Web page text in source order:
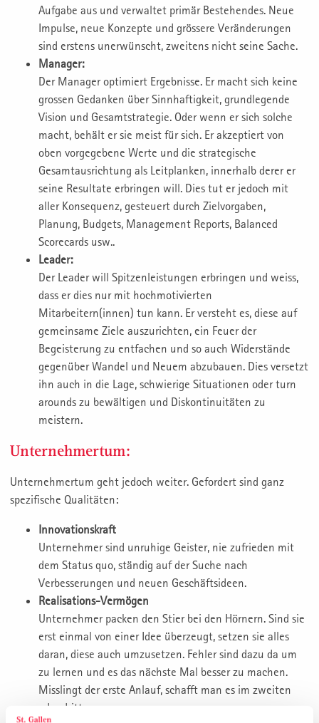
Aufgabe aus und verwaltet primär Bestehendes. Neue
Impulse, neue Konzepte und grössere Veränderungen
sind erstens unerwünscht, zweitens nicht seine Sache.
Manager:
Der Manager optimiert Ergebnisse. Er macht sich keine
grossen Gedanken über Sinnhaftigkeit, grundlegende
Vision und Gesamtstrategie. Oder wenn er sich solche
macht, behält er sie meist für sich. Er akzeptiert von
oben vorgegebene Werte und die strategische
Gesamtausrichtung als Leitplanken, innerhalb derer er
seine Resultate erbringen will. Dies tut er jedoch mit
aller Konsequenz, gesteuert durch Zielvorgaben,
Planung, Budgets, Management Reports, Balanced
Scorecards usw..
Leader:
Der Leader will Spitzenleistungen erbringen und weiss,
dass er dies nur mit hochmotivierten
Mitarbeitern(innen) tun kann. Er versteht es, diese auf
gemeinsame Ziele auszurichten, ein Feuer der
Begeisterung zu entfachen und so auch Widerstände
gegenüber Wandel und Neuem abzubauen. Dies versetzt
ihn auch in die Lage, schwierige Situationen oder turn
arounds zu bewältigen und Diskontinuitäten zu
meistern.
Unternehmertum:
Unternehmertum geht jedoch weiter. Gefordert sind ganz
spezifische Qualitäten:
Innovationskraft
Unternehmer sind unruhige Geister, nie zufrieden mit
dem Status quo, ständig auf der Suche nach
Verbesserungen und neuen Geschäftsideen.
Realisations-Vermögen
Unternehmer packen den Stier bei den Hörnern. Sind sie
erst einmal von einer Idee überzeugt, setzen sie alles
daran, diese auch umzusetzen. Fehler sind dazu da um
zu lernen und es das nächste Mal besser zu machen.
Misslingt der erste Anlauf, schafft man es im zweiten
oder dritten.